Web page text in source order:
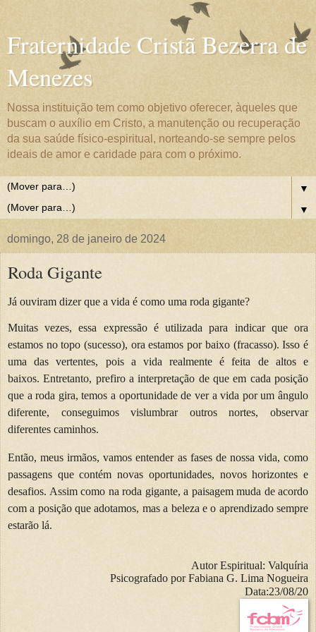
Fraternidade Cristã Bezerra de
Menezes
Nossa instituição tem como objetivo oferecer, àqueles que
buscam o auxílio em Cristo, a manutenção ou recuperação
da sua saúde físico-espiritual, norteando-se sempre pelos
ideais de amor e caridade para com o próximo.
▼
▼
domingo, 28 de janeiro de 2024
Roda Gigante
Já ouviram dizer que a vida é como uma roda gigante?
Muitas vezes, essa expressão é utilizada para indicar que ora
estamos no topo (sucesso), ora estamos por baixo (fracasso). Isso é
uma das vertentes, pois a vida realmente é feita de altos e
baixos.Entretanto, prefiro a interpretação de que em cada posição
que a roda gira, temos a oportunidade de ver a vida por um ângulo
diferente, conseguimos vislumbrar outros nortes, observar
diferentes caminhos.
Então, meus irmãos, vamos entender as fases de nossa vida, como
passagens que contém novas oportunidades, novos horizontes e
desafios. Assim como na roda gigante, a paisagem muda de acordo
com a posição que adotamos, mas a beleza e o aprendizado sempre
estarão lá.
Autor Espiritual: Valquíria
Psicografado por Fabiana G. Lima Nogueira
Data:23/08/20